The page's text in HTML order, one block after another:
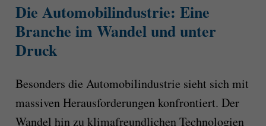
Die Automobilindustrie: Eine
Branche im Wandel und unter
Druck
Besonders die Automobilindustrie sieht sich mit
massiven Herausforderungen konfrontiert. Der
Wandel hin zu klimafreundlichen Technologien